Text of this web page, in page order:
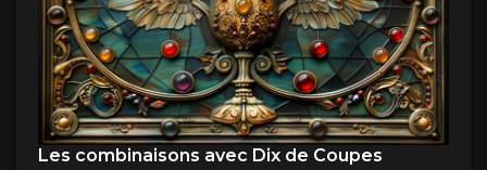
Les combinaisons avec Dix de Coupes